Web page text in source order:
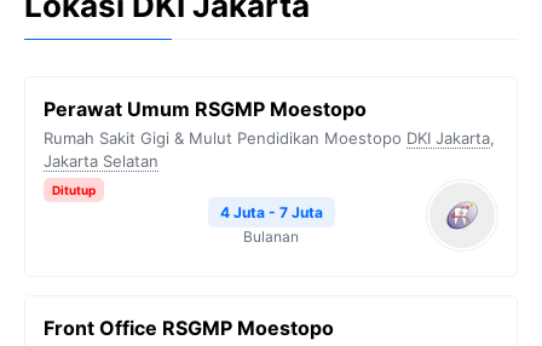
Perawat Umum RSGMP Moestopo
Rumah Sakit Gigi & Mulut Pendidikan Moestopo DKI Jakarta,
Jakarta Selatan
Ditutup
4 Juta - 7 Juta
Bulanan
Front Office RSGMP Moestopo